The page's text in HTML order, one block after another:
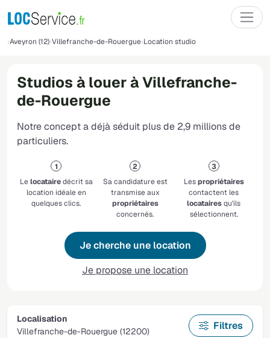
Aveyron (12) Villefranche-de-Rouergue Location studio
Studios à louer à Villefranche-
de-Rouergue
Notre concept a déjà séduit plus de 2,9 millions de
particuliers.
Lelocatairedécrit sa
location idéale en
quelques clics.
Sa candidature est
transmise aux
propriétaires
concernés.
Lespropriétaires
contactent les
locatairesqu'ils
sélectionnent.
Je cherche une location
Je propose une location
Localisation
Villefranche-de-Rouergue (12200)
Filtres